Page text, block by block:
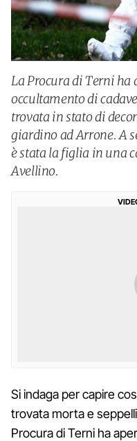
La Procura di Terni ha
occultamento di
trovata in stato di
giardino ad Arrone. A
è stata la figlia in una
Avellino.
Si indaga per capire
trovata morta e
Procura di Terni ha